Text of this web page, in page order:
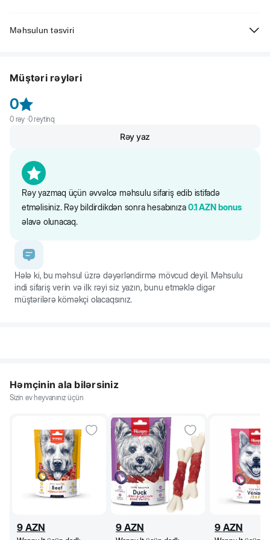
Məhsulun təsviri
xalta bəndinin yanında yerləşir, bu da dartılmanın qarşısını alır.
Müştəri rəyləri
0
0rəy ·0reytinq
Rəy yazmaq üçün əvvəlcə məhsulu sifariş edib istifadə
etməlisiniz. Rəy bildirdikdən sonra hesabınıza0.1 AZN bonus
əlavə olunacaq.
Rəy yaz
Hələ ki, bu məhsul üzrə dəyərləndirmə mövcud deyil. Məhsulu
indi sifariş verin və ilk rəyi siz yazın, bunu etməklə digər
müştərilərə köməkçi olacaqsınız.
Həmçinin ala bilərsiniz
Sizin ev heyvanınız üçün
9 AZN 9 AZN 9 AZN